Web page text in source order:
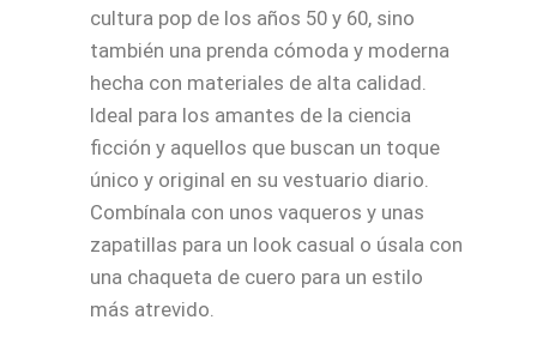
cultura pop de los años 50 y 60, sino
también una prenda cómoda y moderna
hecha con materiales de alta calidad.
Ideal para los amantes de la ciencia
ficción y aquellos que buscan un toque
único y original en su vestuario diario.
Combínala con unos vaqueros y unas
zapatillas para un look casual o úsala con
una chaqueta de cuero para un estilo
más atrevido.